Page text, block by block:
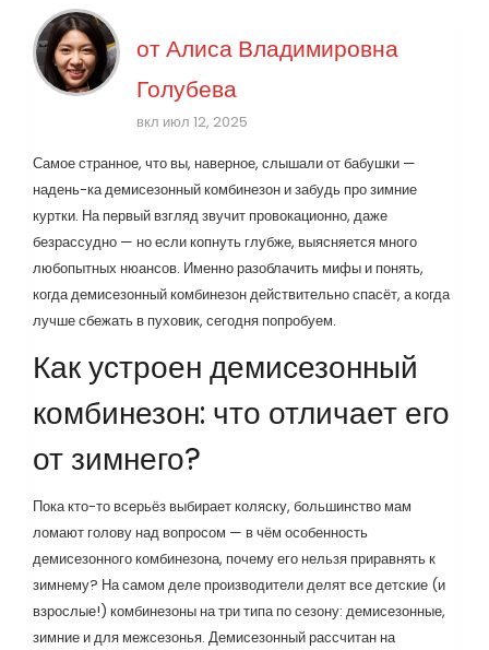
отАлиса Владимировна
Голубева
вкл июл 12, 2025
Самое странное, что вы, наверное, слышали от бабушки —
надень-ка демисезонный комбинезон и забудь про зимние
куртки. На первый взгляд звучит провокационно, даже
безрассудно — но если копнуть глубже, выясняется много
любопытных нюансов. Именно разоблачить мифы и понять,
когда демисезонный комбинезон действительно спасёт, а когда
лучше сбежать в пуховик, сегодня попробуем.
Как устроен демисезонный
комбинезон: что отличает его
от зимнего?
Пока кто-то всерьёз выбирает коляску, большинство мам
ломают голову над вопросом — в чём особенность
демисезонного комбинезона, почему его нельзя приравнять к
зимнему? На самом деле производители делят все детские (и
взрослые!) комбинезоны на три типа по сезону: демисезонные,
зимние и для межсезонья. Демисезонный рассчитан на